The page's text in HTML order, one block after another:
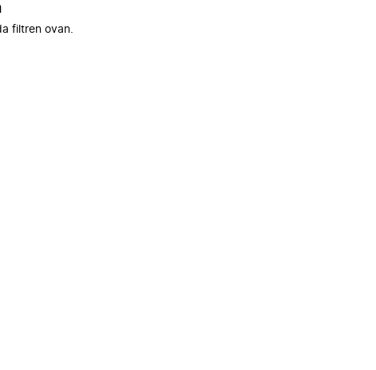
filtren ovan.